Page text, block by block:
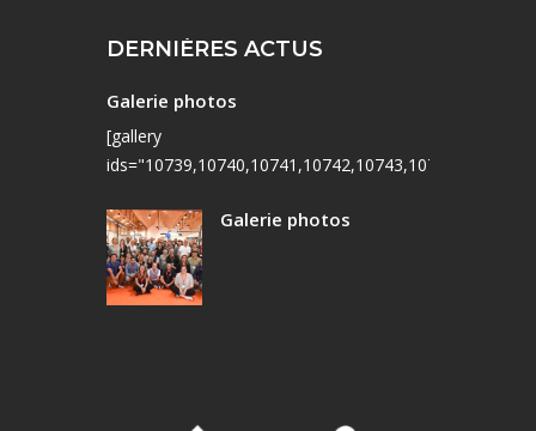
DERNIÈRES ACTUS
Galerie photos
[gallery
Galerie photos